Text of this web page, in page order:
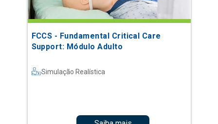
FCCS - Fundamental Critical Care
Support: Módulo Adulto
Simulação Realística